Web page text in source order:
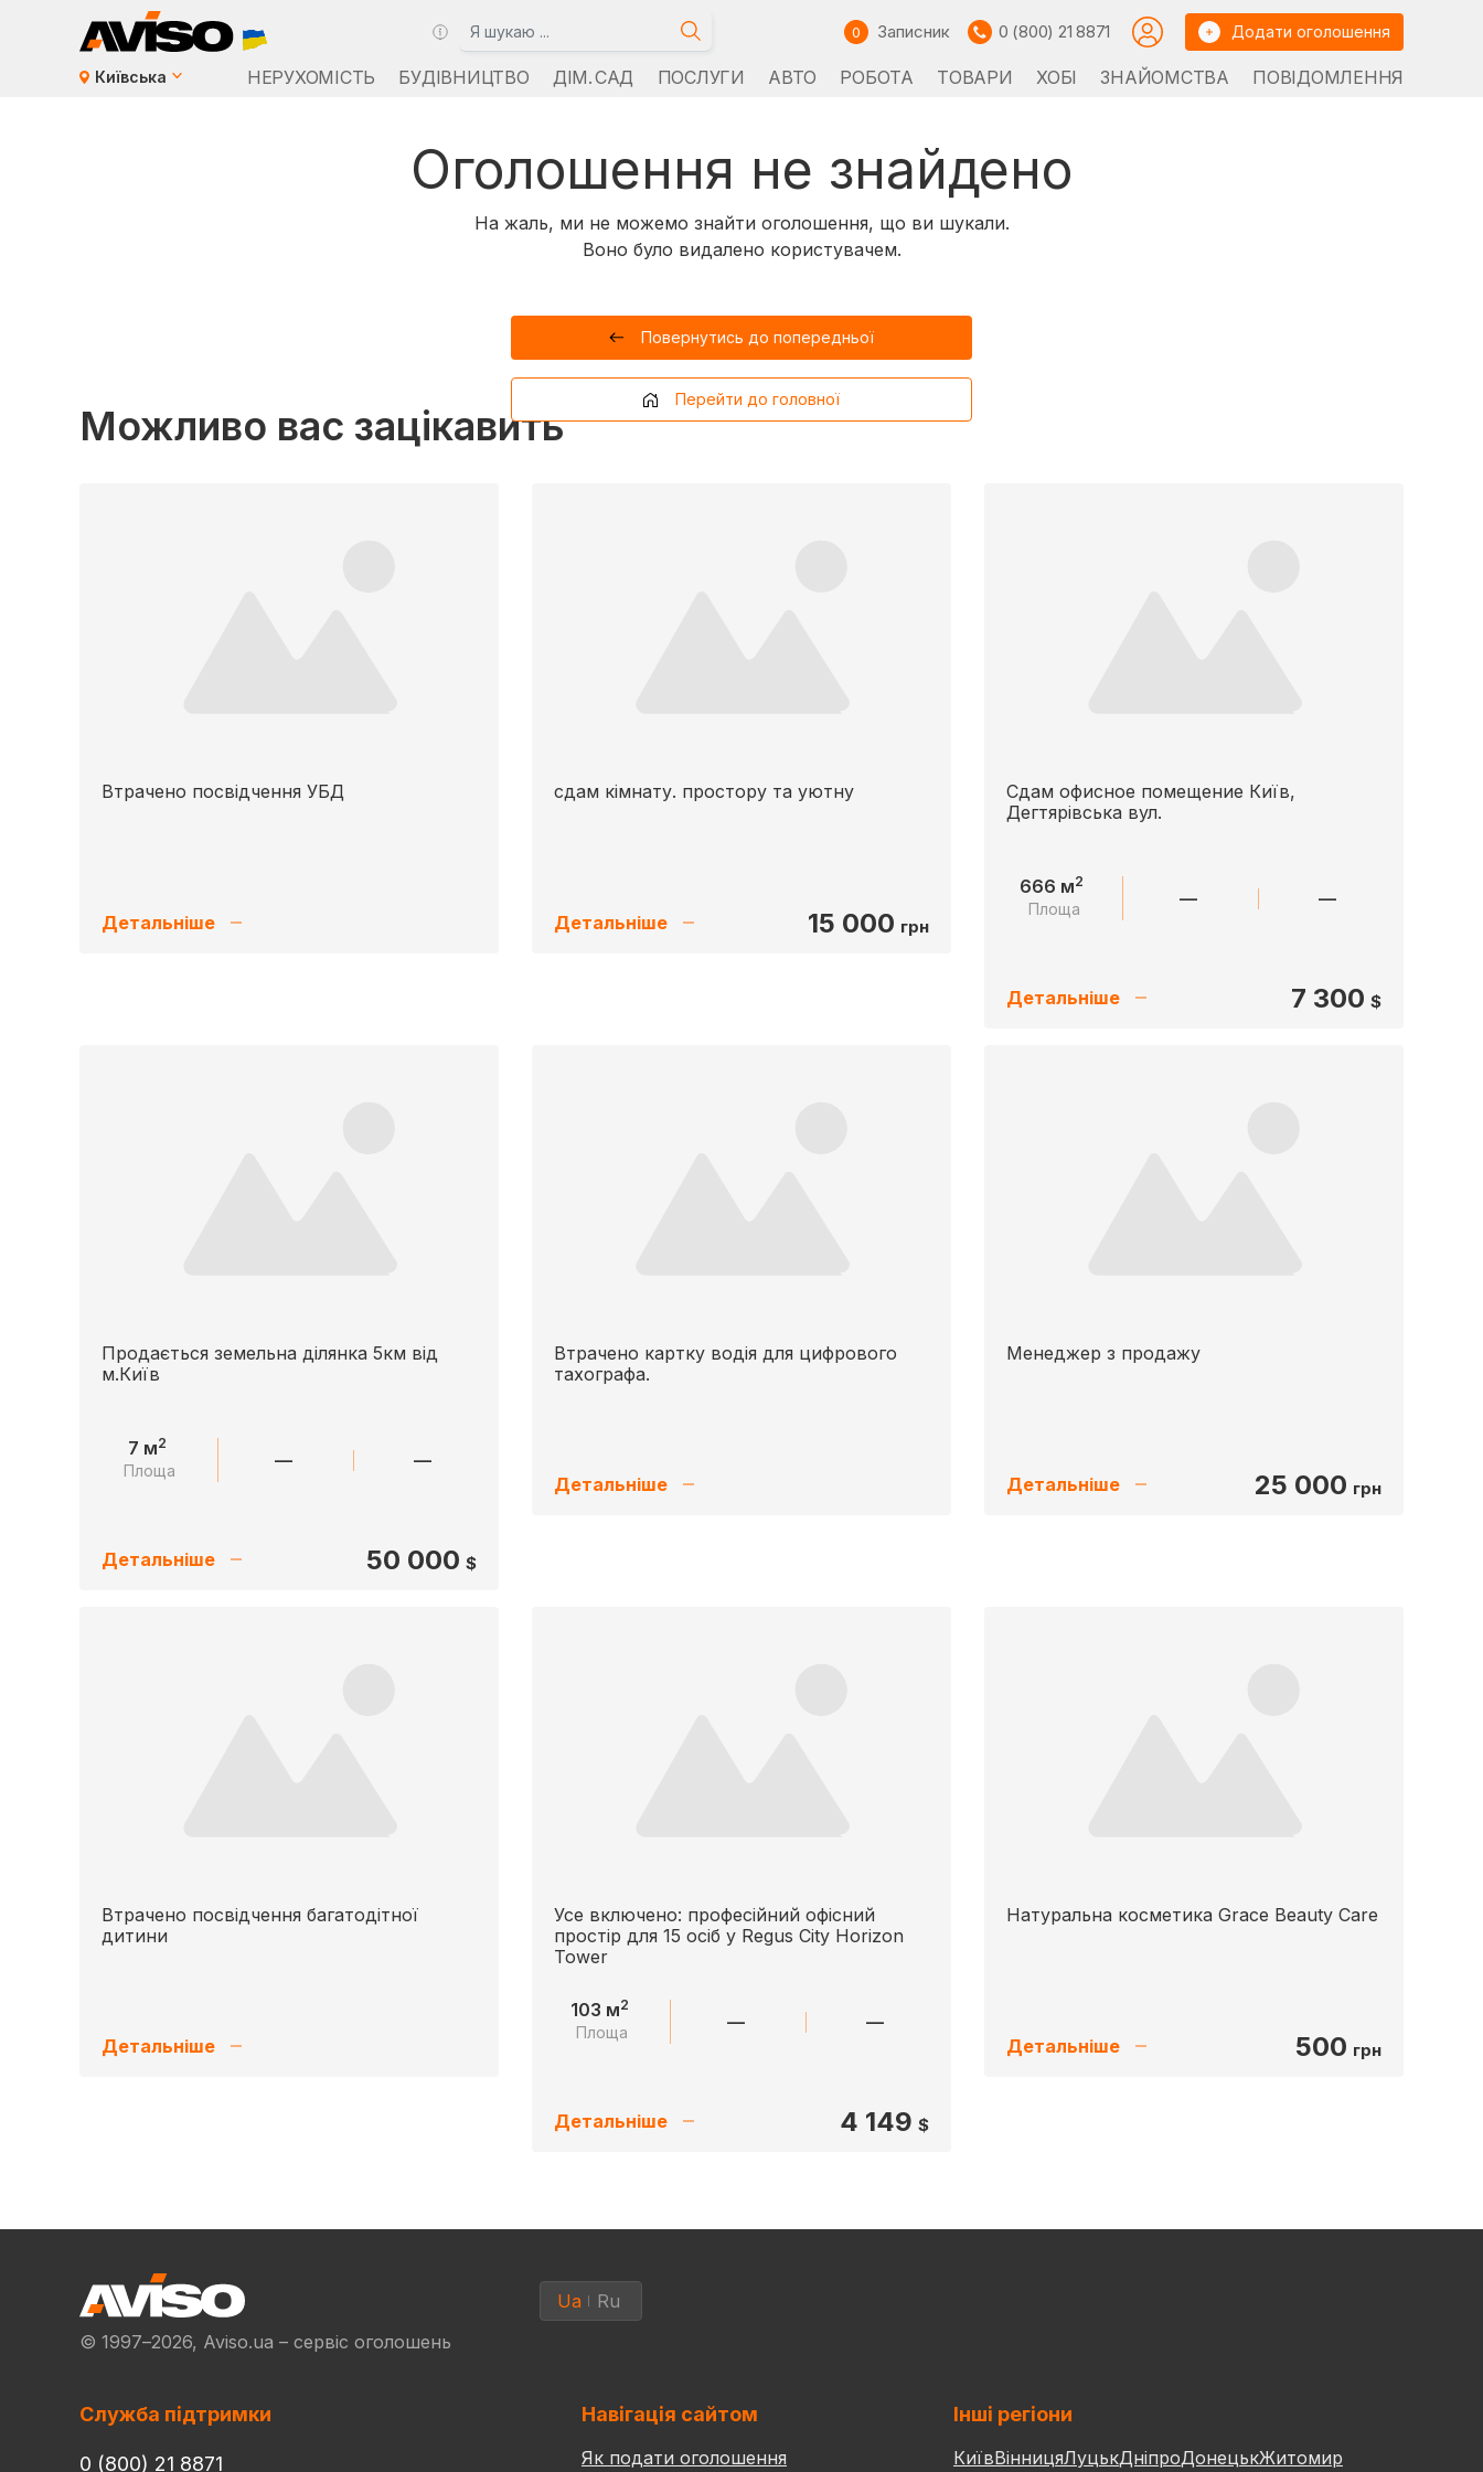
0 Записник 0 (800) 21 8871 Додати оголошення
Київська НЕРУХОМІСТЬ БУДІВНИЦТВО ДІМ. САД ПОСЛУГИ АВТО РОБОТА ТОВАРИ ХОБІ ЗНАЙОМСТВА ПОВІДОМЛЕННЯ
Оголошення не знайдено
На жаль, ми не можемо знайти оголошення, що ви шукали.
Воно було видалено користувачем.
Повернутись до попередньої
Перейти до головної
Можливо вас зацікавить
Втрачено посвідчення УБД
Детальніше
сдам кімнату. простору та уютну
Детальніше 15 000 грн
Сдам офисное помещение Київ,
Дегтярівська вул.
666 м2
Площа — —
Детальніше 7 300 $
Продається земельна ділянка 5км від
м.Київ
7 м2
Площа — —
Детальніше 50 000 $
Втрачено картку водія для цифрового
тахографа.
Детальніше
Менеджер з продажу
Детальніше 25 000 грн
Втрачено посвідчення багатодітної
дитини
Детальніше
Усе включено: професійний офісний
простір для 15 осіб у Regus City Horizon
Tower
103 м2
Площа — —
Детальніше 4 149 $
Натуральна косметика Grace Beauty Care
Детальніше 500 грн
© 1997–2026, Aviso.ua – сервіс оголошень
Ua Ru
Служба підтримки
0 (800) 21 8871
Навігація сайтом
Як подати оголошення
Інші регіони
КиївВінницяЛуцькДніпроДонецькЖитомир